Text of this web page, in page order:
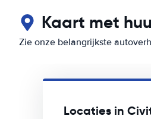
Kaart met
Zie onze belangrijkste
Locaties in